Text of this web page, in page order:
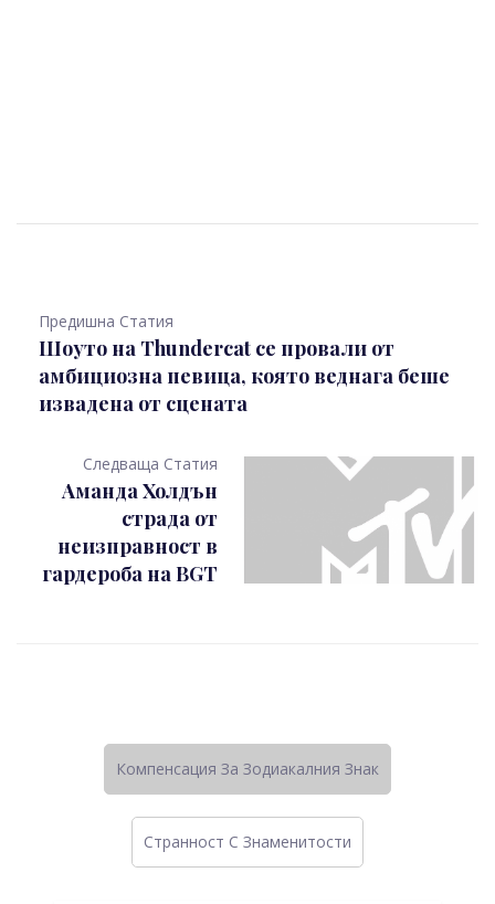
Предишна Статия
Шоуто на Thundercat се провали от
амбициозна певица, която веднага беше
извадена от сцената
Следваща Статия
Аманда Холдън
страда от
неизправност в
гардероба на BGT
Компенсация За Зодиакалния Знак
Странност C Знаменитости